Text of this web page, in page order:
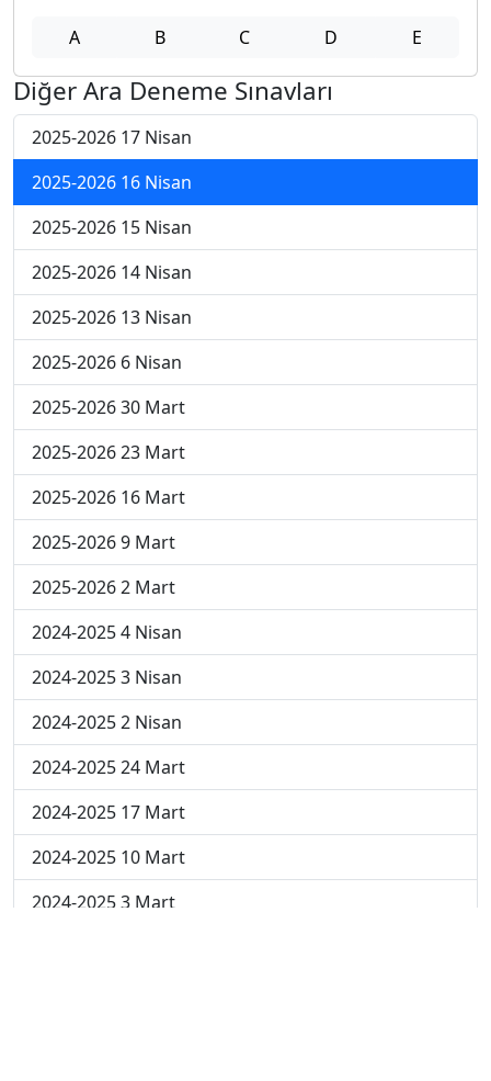
A B C D E
Diğer Ara Deneme Sınavları
2025-2026 17 Nisan
2025-2026 16 Nisan
2025-2026 15 Nisan
2025-2026 14 Nisan
2025-2026 13 Nisan
2025-2026 6 Nisan
2025-2026 30 Mart
2025-2026 23 Mart
2025-2026 16 Mart
2025-2026 9 Mart
2025-2026 2 Mart
2024-2025 4 Nisan
2024-2025 3 Nisan
2024-2025 2 Nisan
2024-2025 24 Mart
2024-2025 17 Mart
2024-2025 10 Mart
2024-2025 3 Mart